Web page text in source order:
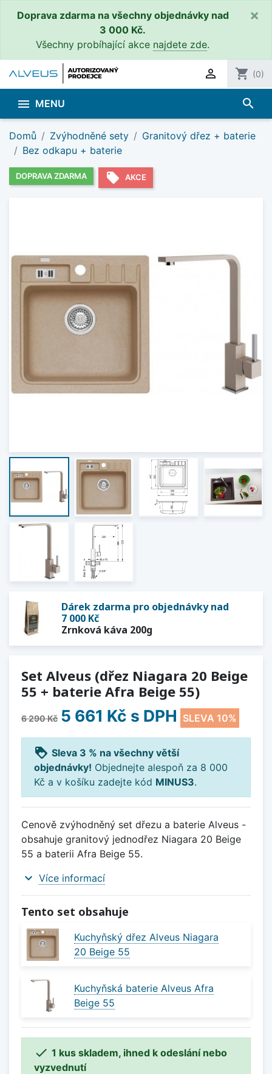
Doprava zdarma na všechny objednávky nad
3 000 Kč.
Všechny probíhající akce najdete zde.
×
 shopping_cart (0)
 MENU search
Domů Zvýhodněné sety
Granitový dřez + baterie
Bez odkapu + baterie
DOPRAVA ZDARMA local_offer AKCE
Dárek zdarma pro objednávky nad
7 000 Kč
Zrnková káva 200g
Set Alveus (dřez Niagara 20 Beige
55 + baterie Afra Beige 55)
6 290 Kč 5 661 Kč s DPH SLEVA 10%
loyalty Sleva 3 % na všechny větší
objednávky! Objednejte alespoň za 8 000
Kč a v košíku zadejte kód MINUS3.
Cenově zvýhodněný set dřezu a baterie Alveus -
obsahuje granitový jednodřez Niagara 20 Beige
55 a baterii Afra Beige 55.
expand_more Více informací
Tento set obsahuje
Kuchyňský dřez Alveus Niagara
20 Beige 55
Kuchyňská baterie Alveus Afra
Beige 55
 1 kus skladem, ihned k odeslání nebo
vyzvednutí